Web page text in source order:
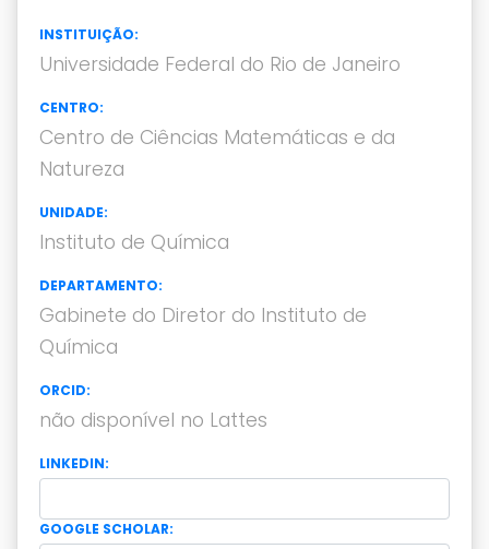
INSTITUIÇÃO:
Universidade Federal do Rio de Janeiro
CENTRO:
Centro de Ciências Matemáticas e da
Natureza
UNIDADE:
Instituto de Química
DEPARTAMENTO:
Gabinete do Diretor do Instituto de
Química
ORCID:
não disponível no Lattes
LINKEDIN:
GOOGLE SCHOLAR: